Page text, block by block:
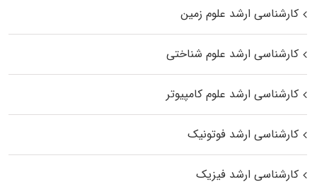
کارشناسی ارشد علوم زمین
کارشناسی ارشد علوم شناختی
کارشناسی ارشد علوم کامپیوتر
کارشناسی ارشد فوتونیک
کارشناسی ارشد فیزیک